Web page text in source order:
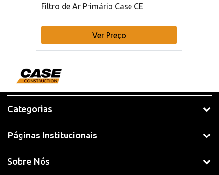
Filtro de Ar Primário Case CE
Ver Preço
Categorias
Páginas Institucionais
Sobre Nós